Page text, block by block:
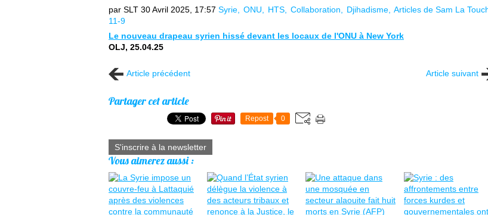
par SLT 30 Avril 2025, 17:57 Syrie ONU HTS Collaboration Djihadisme Articles de Sam La
11-9
Le nouveau drapeau syrien hissé devant les locaux de l'ONU à New York
OLJ, 25.04.25
Article précédent Article suivant
Partager cet article
Repost 0
S'inscrire à la newsletter
Vous aimerez aussi :